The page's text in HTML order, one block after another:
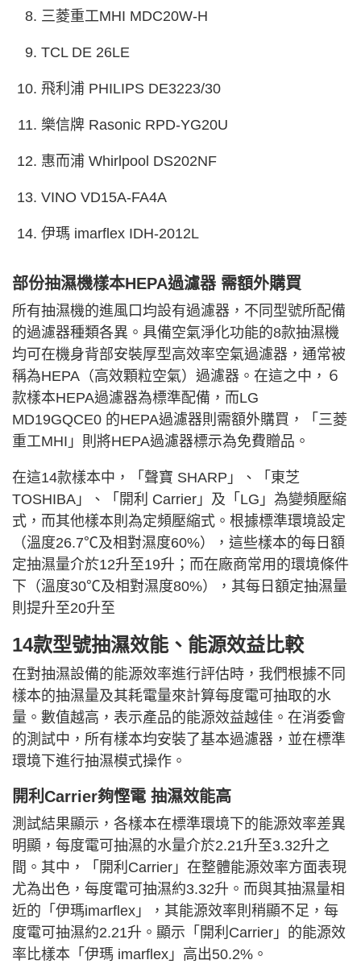
三菱重工MHI MDC20W-H
TCL DE 26LE
飛利浦 PHILIPS DE3223/30
樂信牌 Rasonic RPD-YG20U
惠而浦 Whirlpool DS202NF
VINO VD15A-FA4A
伊瑪 imarflex IDH-2012L
部份抽濕機樣本HEPA過濾器 需額外購買
所有抽濕機的進風口均設有過濾器，不同型號所配備
的過濾器種類各異。具備空氣淨化功能的8款抽濕機
均可在機身背部安裝厚型高效率空氣過濾器，通常被
稱為HEPA（高效顆粒空氣）過濾器。在這之中，６
款樣本HEPA過濾器為標準配備，而LG
MD19GQCE0 的HEPA過濾器則需額外購買，「三菱
重工MHI」則將HEPA過濾器標示為免費贈品。
在這14款樣本中，「聲寶 SHARP」、「東芝
TOSHIBA」、「開利 Carrier」及「LG」為變頻壓縮
式，而其他樣本則為定頻壓縮式。根據標準環境設定
（溫度26.7℃及相對濕度60%），這些樣本的每日額
定抽濕量介於12升至19升；而在廠商常用的環境條件
下（溫度30℃及相對濕度80%），其每日額定抽濕量
則提升至20升至
14款型號抽濕效能、能源效益比較
在對抽濕設備的能源效率進行評估時，我們根據不同
樣本的抽濕量及其耗電量來計算每度電可抽取的水
量。數值越高，表示產品的能源效益越佳。在消委會
的測試中，所有樣本均安裝了基本過濾器，並在標準
環境下進行抽濕模式操作。
開利Carrier夠慳電 抽濕效能高
測試結果顯示，各樣本在標準環境下的能源效率差異
明顯，每度電可抽濕的水量介於2.21升至3.32升之
間。其中，「開利Carrier」在整體能源效率方面表現
尤為出色，每度電可抽濕約3.32升。而與其抽濕量相
近的「伊瑪imarflex」，其能源效率則稍顯不足，每
度電可抽濕約2.21升。顯示「開利Carrier」的能源效
率比樣本「伊瑪 imarflex」高出50.2%。